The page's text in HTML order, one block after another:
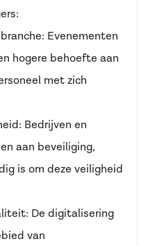
Evenementen
hogere behoefte aan
met zich
Bedrijven en
aan beveiliging,
is om deze veiligheid
De digitalisering
van